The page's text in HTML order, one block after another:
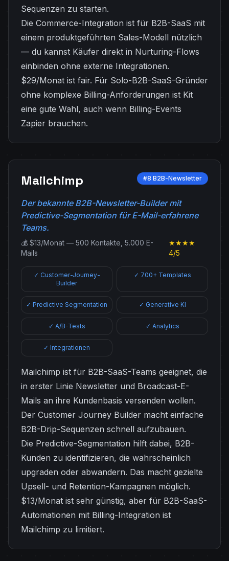
Sequenzen zu starten.
Die Commerce-Integration ist für B2B-SaaS mit
einem produktgeführten Sales-Modell nützlich
— du kannst Käufer direkt in Nurturing-Flows
einbinden ohne externe Integrationen.
$29/Monat ist fair. Für Solo-B2B-SaaS-Gründer
ohne komplexe Billing-Anforderungen ist Kit
eine gute Wahl, auch wenn Billing-Events
Zapier brauchen.
Mailchimp #8 B2B-Newsletter
Der bekannte B2B-Newsletter-Builder mit
Predictive-Segmentation für E-Mail-erfahrene
Teams.
💰 $13/Monat — 500 Kontakte, 5.000 E-
Mails
★★★★
4/5
✓ Customer-Journey-
Builder
✓ 700+ Templates
✓ Predictive Segmentation ✓ Generative KI
✓ A/B-Tests ✓ Analytics
✓ Integrationen
Mailchimp ist für B2B-SaaS-Teams geeignet, die
in erster Linie Newsletter und Broadcast-E-
Mails an ihre Kundenbasis versenden wollen.
Der Customer Journey Builder macht einfache
B2B-Drip-Sequenzen schnell aufzubauen.
Die Predictive-Segmentation hilft dabei, B2B-
Kunden zu identifizieren, die wahrscheinlich
upgraden oder abwandern. Das macht gezielte
Upsell- und Retention-Kampagnen möglich.
$13/Monat ist sehr günstig, aber für B2B-SaaS-
Automationen mit Billing-Integration ist
Mailchimp zu limitiert.